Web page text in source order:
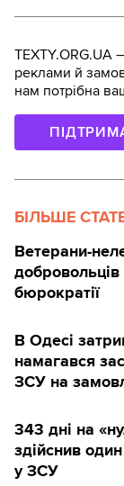
TEXTY.ORG.UA
реклами й
нам потрібна
БІЛЬШЕ
Ветерани-
добровольців
бюрократії
В Одесі
намагався
ЗСУ на
343 дні на
здійснив
у ЗСУ